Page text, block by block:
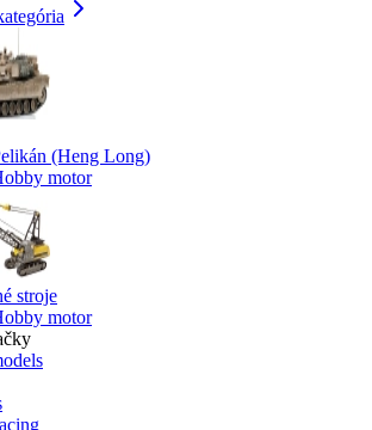
(Heng Long)
motor
stroje
motor